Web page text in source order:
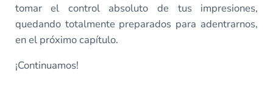
tomar el control absoluto de tus impresiones,
quedando totalmente preparados para adentrarnos,
en el próximo capítulo.
¡Continuamos!